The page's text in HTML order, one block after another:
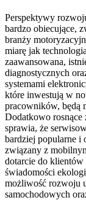
Perspektywy
bardzo obiecujące,
branży
miarę jak
zaawansowana,
diagnostycznych
systemami
które inwestują w
pracowników, będą
Dodatkowo rosnące
sprawia, że
bardziej popularne i
związany z
dotarcie do klientów
świadomości
możliwość rozwoju
samochodowych